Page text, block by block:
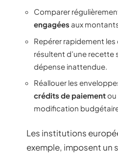
Comparer
engagées aux
Repérer rapidement les
résultent d’une recette
dépense inattendue.
Réallouer les
crédits de paiementou
modification
Les institutions
exemple, imposent un